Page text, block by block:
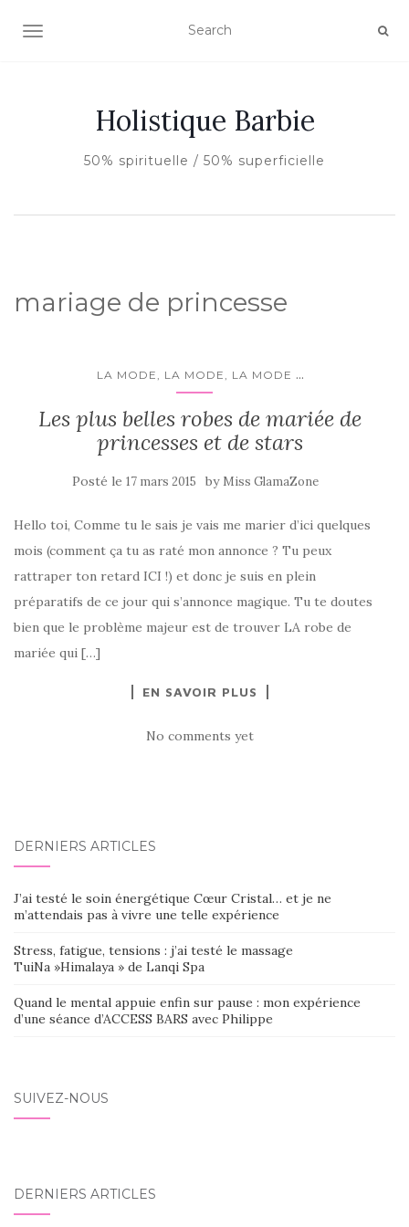
AFFICHER/MASQUER LA NAVIGATION
Holistique Barbie
50% spirituelle / 50% superficielle
mariage de princesse
LA MODE, LA MODE, LA MODE ...
Les plus belles robes de mariée de
princesses et de stars
Posté le 17 mars 2015 by Miss GlamaZone
Hello toi, Comme tu le sais je vais me marier d’ici quelques
mois (comment ça tu as raté mon annonce ? Tu peux
rattraper ton retard ICI !) et donc je suis en plein
préparatifs de ce jour qui s’annonce magique. Tu te doutes
bien que le problème majeur est de trouver LA robe de
mariée qui […]
EN SAVOIR PLUS
No comments yet
DERNIERS ARTICLES
J’ai testé le soin énergétique Cœur Cristal… et je ne
m’attendais pas à vivre une telle expérience
Stress, fatigue, tensions : j’ai testé le massage
TuiNa »Himalaya » de Lanqi Spa
Quand le mental appuie enfin sur pause : mon expérience
d’une séance d’ACCESS BARS avec Philippe
SUIVEZ-NOUS
DERNIERS ARTICLES